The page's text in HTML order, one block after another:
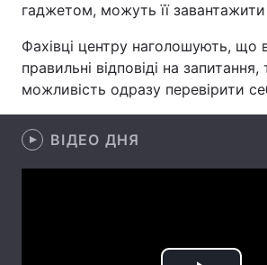
Цікавинки Погода
Екологія Регіони
Лонгріди
Відео з Youtube
гаджетом, можуть її
Фахівці центру наголошують, що
правильні відповіді на
можливість одразу перевірити
ВІДЕО ДНЯ